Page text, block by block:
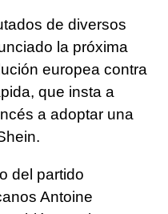
de diversos
la próxima
europea contra
que insta a
a adoptar una
del partido
Antoine